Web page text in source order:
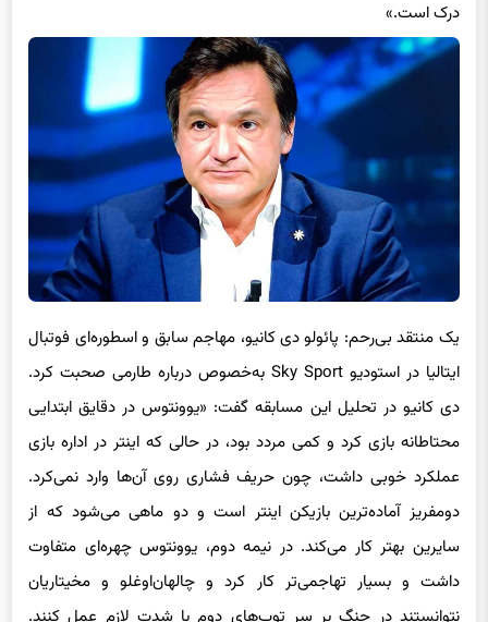
درک است.»
یک منتقد بی‌رحم: پائولو دی کانیو، مهاجم سابق و اسطوره‌ای فوتبال
ایتالیا در استودیو Sky Sport به‌خصوص درباره طارمی صحبت کرد.
دی کانیو در تحلیل این مسابقه گفت: «یوونتوس در دقایق ابتدایی
محتاطانه بازی کرد و کمی مردد بود، در حالی که اینتر در اداره بازی
عملکرد خوبی داشت، چون حریف فشاری روی آن‌ها وارد نمی‌کرد.
دومفریز آماده‌ترین بازیکن اینتر است و دو ماهی می‌شود که از
سایرین بهتر کار می‌کند. در نیمه دوم، یوونتوس چهره‌ای متفاوت
داشت و بسیار تهاجمی‌تر کار کرد و چالهان‌اوغلو و مخیتاریان